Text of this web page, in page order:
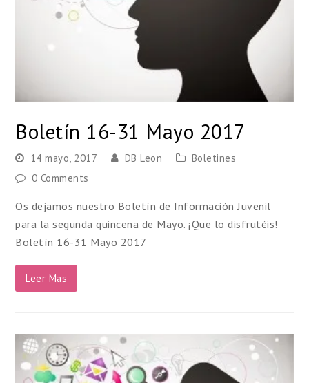
Boletín 16-31 Mayo 2017
14 mayo, 2017 DB Leon
Boletines
0 Comments
Os dejamos nuestro Boletín de Información Juvenil
para la segunda quincena de Mayo. ¡Que lo disfrutéis!
Boletín 16-31 Mayo 2017
Leer Mas